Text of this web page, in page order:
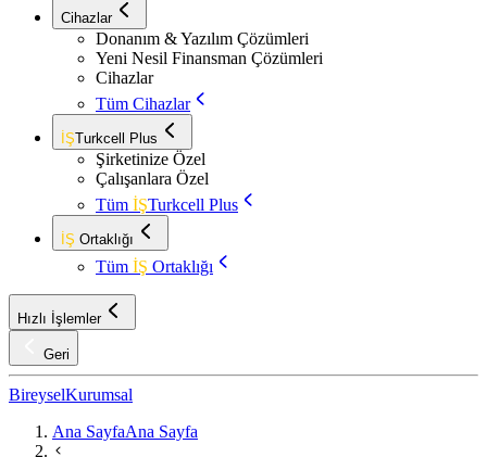
Cihazlar
Donanım & Yazılım Çözümleri
Yeni Nesil Finansman Çözümleri
Cihazlar
Tüm Cihazlar
İŞTurkcell Plus
Şirketinize Özel
Çalışanlara Özel
Tüm İŞTurkcell Plus
İŞ Ortaklığı
Tüm İŞ Ortaklığı
Hızlı İşlemler
Geri
BireyselKurumsal
Ana SayfaAna Sayfa